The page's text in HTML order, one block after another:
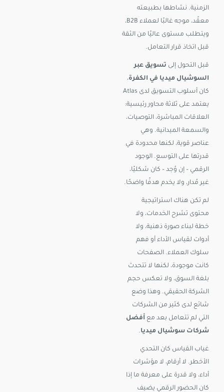
الزمنية. نشاطها بطبيعته
معقّد، موجه غالبًا لعملاء B2B،
ويتطلب مستوى عاليًا من الثقة
قبل اتخاذ قرار التعامل.
قبل التحول إلى تسويق عبر
السوشيال ميديا في الكفرة،
كان أسلوب التسويق لدى Atlas
يعتمد على ثلاثة محاور رئيسية:
العلاقات المباشرة، التوصيات،
والسمعة الميدانية. وهي
عناصر قوية، لكنها محدودة في
قدرتها على التوسع. الوجود
الرقمي – إن وُجد – كان شكليًا،
غير مُدار، ولا يخدم هدفًا واضحًا.
لم تكن هناك استراتيجية
محتوى تشرح الخدمات، ولا
خطة لبناء صورة ذهنية، ولا
أدوات لقياس الأداء أو فهم
سلوك العملاء. الصفحات
كانت موجودة، لكنها لا تتحدث
بلغة السوق، ولا تعكس حجم
الشركة الحقيقي. وهذا وضع
شائع لدى كثير من الشركات
التي لم تتعامل بعد مع أفضل
شركات سوشيال ميديا.
غياب القياس كان التحدي
الأخطر. لا أرقام، لا مؤشرات
أداء، ولا قدرة على معرفة ما إذا
كان الحضور الرقمي يضيف